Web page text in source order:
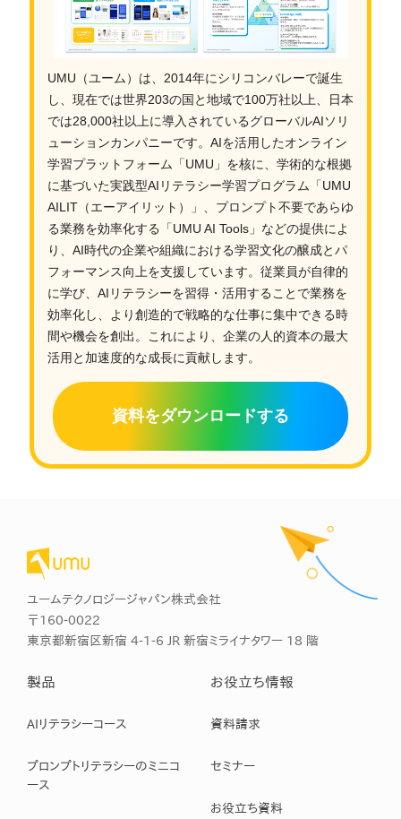
UMU（ユーム）は、2014年にシリコンバレーで誕生
し、現在では世界203の国と地域で100万社以上、日本
では28,000社以上に導入されているグローバルAIソリ
ューションカンパニーです。AIを活用したオンライン
学習プラットフォーム「UMU」を核に、学術的な根拠
に基づいた実践型AIリテラシー学習プログラム「UMU
AILIT（エーアイリット）」、プロンプト不要であらゆ
る業務を効率化する「UMU AI Tools」などの提供によ
り、AI時代の企業や組織における学習文化の醸成とパ
フォーマンス向上を支援しています。従業員が自律的
に学び、AIリテラシーを習得・活用することで業務を
効率化し、より創造的で戦略的な仕事に集中できる時
間や機会を創出。これにより、企業の人的資本の最大
活用と加速度的な成長に貢献します。
資料をダウンロードする
ユームテクノロジージャパン株式会社
〒160-0022
東京都新宿区新宿 4-1-6 JR 新宿ミライナタワー 18 階
製品
AIリテラシーコース
プロンプトリテラシーのミニコ
ース
お役立ち情報
資料請求
セミナー
お役立ち資料